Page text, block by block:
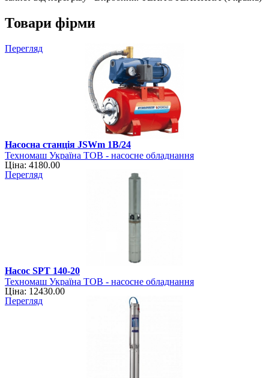
Товари фірми
Перегляд
Насосна станція JSWm 1B/24
Техномаш Україна ТОВ - насосне обладнання
Ціна: 4180.00
Перегляд
Насос SPT 140-20
Техномаш Україна ТОВ - насосне обладнання
Ціна: 12430.00
Перегляд